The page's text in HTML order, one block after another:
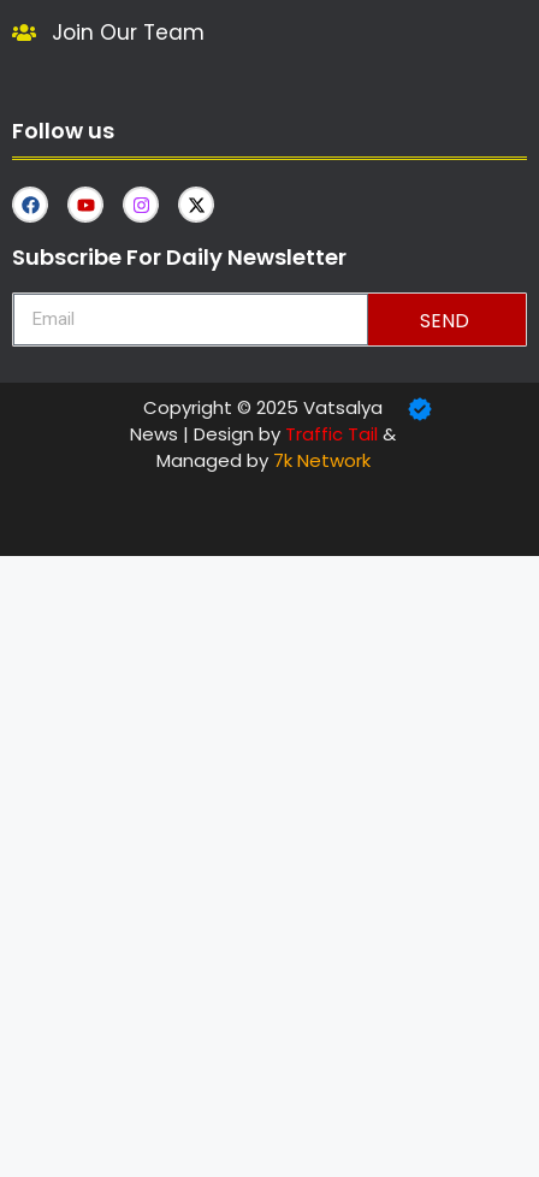
Join Our Team
Follow us
Subscribe For Daily Newsletter
SEND
Copyright © 2025 Vatsalya
News | Design by Traffic Tail&
Managed by 7k Network